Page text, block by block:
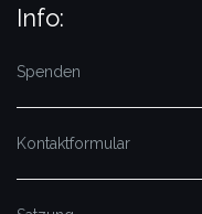
Info:
Spenden
Kontaktformular